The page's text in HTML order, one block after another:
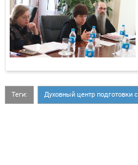
Теги: Духовный центр подготовки